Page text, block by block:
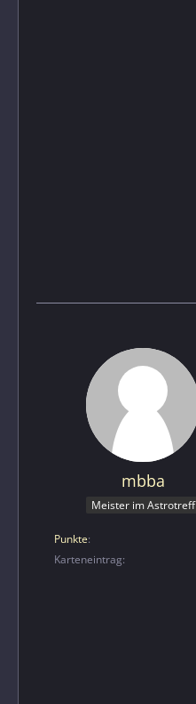
mbba
Meister im Astrotreff
Punkte
Karteneintrag